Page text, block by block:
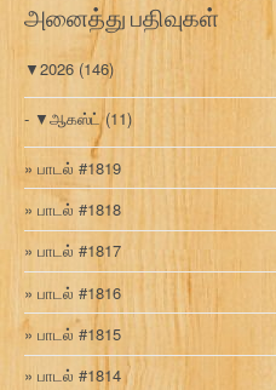
அனைத்து பதிவுகள்
▼2026 (146)
▼ஆகஸ்ட்(11)
பாடல் #1819
பாடல் #1818
பாடல் #1817
பாடல் #1816
பாடல் #1815
பாடல் #1814